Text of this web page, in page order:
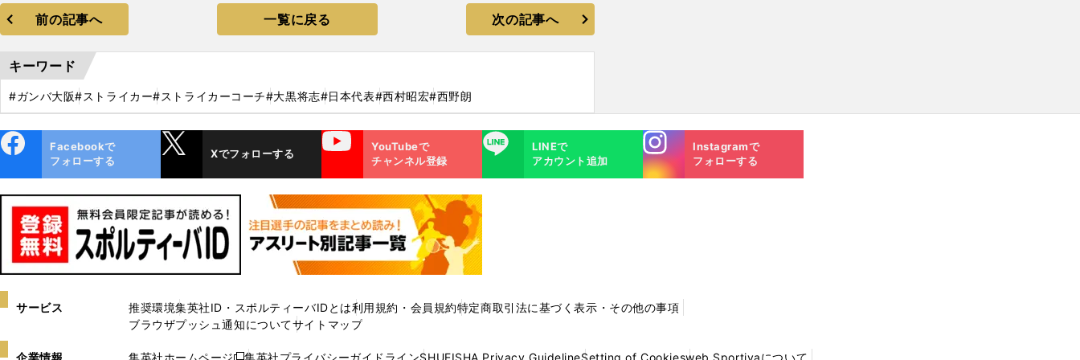
前の記事へ 一覧に戻る 次の記事へ
キーワード
#ガンバ大阪#ストライカー#ストライカーコーチ#大黒将志#日本代表#西村昭宏#西野朗
ok
Facebookで
フォローする
Xでフォローする
YouTube
YouTubeで
チャンネル登録
LINE
LINEで
アカウント追加
Instagra
m
Instagramで
フォローする
サービス 推奨環境集英社ID・スポルティーバIDとは利用規約・会員規約特定商取引法に基づく表示・その他の事項
ブラウザプッシュ通知についてサイトマップ
企業情報 集英社ホームページ 集英社プライバシーガイドラインSHUEISHA Privacy GuidelineSetting of Cookiesweb Sportivaについて